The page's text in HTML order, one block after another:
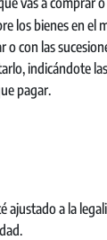
los bienes en el
con las
indicándote
pagar.
a la